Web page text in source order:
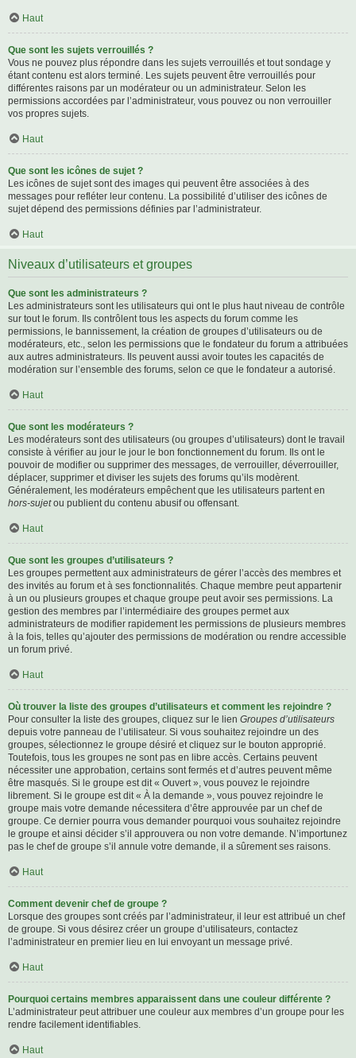
Haut
Que sont les sujets verrouillés ?
Vous ne pouvez plus répondre dans les sujets verrouillés et tout sondage y
étant contenu est alors terminé. Les sujets peuvent être verrouillés pour
différentes raisons par un modérateur ou un administrateur. Selon les
permissions accordées par l’administrateur, vous pouvez ou non verrouiller
vos propres sujets.
Haut
Que sont les icônes de sujet ?
Les icônes de sujet sont des images qui peuvent être associées à des
messages pour refléter leur contenu. La possibilité d’utiliser des icônes de
sujet dépend des permissions définies par l’administrateur.
Haut
Niveaux d’utilisateurs et groupes
Que sont les administrateurs ?
Les administrateurs sont les utilisateurs qui ont le plus haut niveau de contrôle
sur tout le forum. Ils contrôlent tous les aspects du forum comme les
permissions, le bannissement, la création de groupes d’utilisateurs ou de
modérateurs, etc., selon les permissions que le fondateur du forum a attribuées
aux autres administrateurs. Ils peuvent aussi avoir toutes les capacités de
modération sur l’ensemble des forums, selon ce que le fondateur a autorisé.
Haut
Que sont les modérateurs ?
Les modérateurs sont des utilisateurs (ou groupes d’utilisateurs) dont le travail
consiste à vérifier au jour le jour le bon fonctionnement du forum. Ils ont le
pouvoir de modifier ou supprimer des messages, de verrouiller, déverrouiller,
déplacer, supprimer et diviser les sujets des forums qu’ils modèrent.
Généralement, les modérateurs empêchent que les utilisateurs partent en
hors-sujetou publient du contenu abusif ou offensant.
Haut
Que sont les groupes d’utilisateurs ?
Les groupes permettent aux administrateurs de gérer l’accès des membres et
des invités au forum et à ses fonctionnalités. Chaque membre peut appartenir
à un ou plusieurs groupes et chaque groupe peut avoir ses permissions. La
gestion des membres par l’intermédiaire des groupes permet aux
administrateurs de modifier rapidement les permissions de plusieurs membres
à la fois, telles qu’ajouter des permissions de modération ou rendre accessible
un forum privé.
Haut
Où trouver la liste des groupes d’utilisateurs et comment les rejoindre ?
Pour consulter la liste des groupes, cliquez sur le lien Groupes d’utilisateurs
depuis votre panneau de l’utilisateur. Si vous souhaitez rejoindre un des
groupes, sélectionnez le groupe désiré et cliquez sur le bouton approprié.
Toutefois, tous les groupes ne sont pas en libre accès. Certains peuvent
nécessiter une approbation, certains sont fermés et d’autres peuvent même
être masqués. Si le groupe est dit « Ouvert », vous pouvez le rejoindre
librement. Si le groupe est dit « À la demande », vous pouvez rejoindre le
groupe mais votre demande nécessitera d’être approuvée par un chef de
groupe. Ce dernier pourra vous demander pourquoi vous souhaitez rejoindre
le groupe et ainsi décider s’il approuvera ou non votre demande. N’importunez
pas le chef de groupe s’il annule votre demande, il a sûrement ses raisons.
Haut
Comment devenir chef de groupe ?
Lorsque des groupes sont créés par l’administrateur, il leur est attribué un chef
de groupe. Si vous désirez créer un groupe d’utilisateurs, contactez
l’administrateur en premier lieu en lui envoyant un message privé.
Haut
Pourquoi certains membres apparaissent dans une couleur différente ?
L’administrateur peut attribuer une couleur aux membres d’un groupe pour les
rendre facilement identifiables.
Haut